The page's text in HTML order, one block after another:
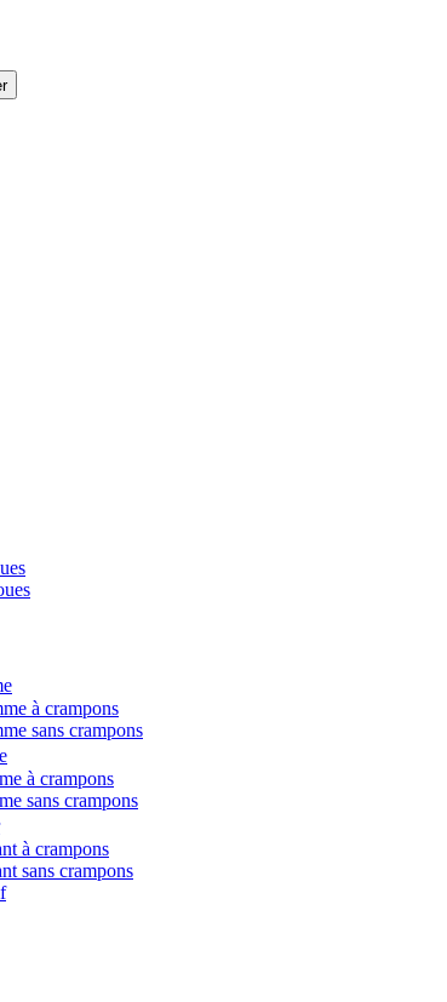
à crampons
sans crampons
à crampons
sans crampons
à crampons
sans crampons